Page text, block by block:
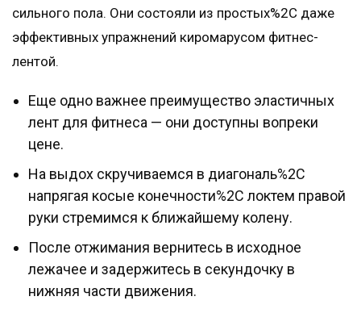
сильного пола. Они состояли из простых%2C даже
эффективных упражнений киромарусом фитнес-
лентой.
Еще одно важнее преимущество эластичных
лент для фитнеса — они доступны вопреки
цене.
На выдох скручиваемся в диагональ%2C
напрягая косые конечности%2C локтем правой
руки стремимся к ближайшему колену.
После отжимания вернитесь в исходное
лежачее и задержитесь в секундочку в
нижняя части движения.